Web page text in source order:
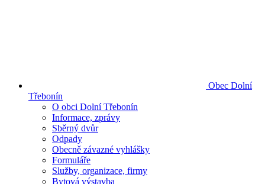
Obec Dolní
Třebonín
O obci Dolní Třebonín
Informace, zprávy
Sběrný dvůr
Odpady
Obecně závazné vyhlášky
Formuláře
Služby, organizace, firmy
Bytová výstavba